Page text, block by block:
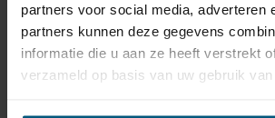
partners voor social media, adverteren
partners kunnen deze gegevens
informatie die u aan ze heeft verstrekt
verzameld op basis van uw gebruik van
Europees keurmerk
Ja
Bumperuitsnede
Uitsnede zichtbaar
Nee